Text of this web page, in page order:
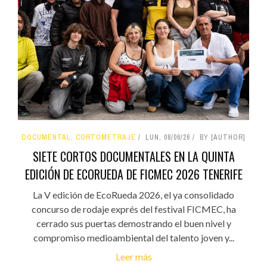
DOCUMENTAL, CORTOMETRAJE LUN, 08/06/26 BY [AUTHOR]
SIETE CORTOS DOCUMENTALES EN LA QUINTA
EDICIÓN DE ECORUEDA DE FICMEC 2026 TENERIFE
La V edición de EcoRueda 2026, el ya consolidado
concurso de rodaje exprés del festival FICMEC, ha
cerrado sus puertas demostrando el buen nivel y
compromiso medioambiental del talento joven y...
Leer más